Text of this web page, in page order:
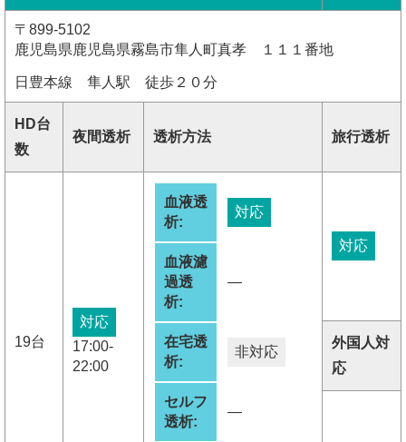
〒899-5102
鹿児島県鹿児島県霧島市隼人町真孝 １１１番地
日豊本線 隼人駅 徒歩２０分
HD台
数
夜間透析 透析方法 旅行透析
19台
対応
17:00-
22:00
血液透
析:
対応
血液濾
過透
析:
―
在宅透
析:
非対応
セルフ
透析:
―
対応
外国人対
応